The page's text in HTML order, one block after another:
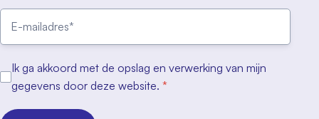
Ik ga akkoord met de opslag en verwerking van mijn
gegevens door deze website. *